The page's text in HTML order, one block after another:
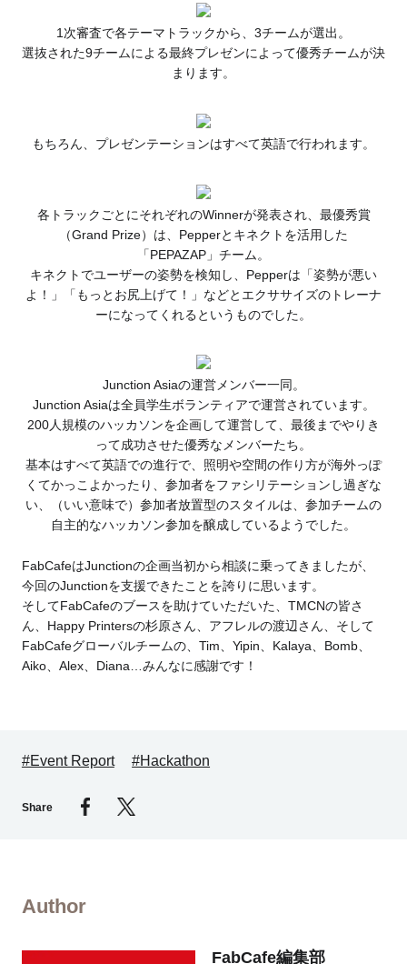
1次審査で各テーマトラックから、3チームが選出。
選抜された9チームによる最終プレゼンによって優秀チームが決
まります。
もちろん、プレゼンテーションはすべて英語で行われます。
各トラックごとにそれぞれのWinnerが発表され、最優秀賞
（Grand Prize）は、Pepperとキネクトを活用した
「PEPAZAP」チーム。
キネクトでユーザーの姿勢を検知し、Pepperは「姿勢が悪い
よ！」「もっとお尻上げて！」などとエクササイズのトレーナ
ーになってくれるというものでした。
Junction Asiaの運営メンバー一同。
Junction Asiaは全員学生ボランティアで運営されています。
200人規模のハッカソンを企画して運営して、最後までやりき
って成功させた優秀なメンバーたち。
基本はすべて英語での進行で、照明や空間の作り方が海外っぽ
くてかっこよかったり、参加者をファシリテーションし過ぎな
い、（いい意味で）参加者放置型のスタイルは、参加チームの
自主的なハッカソン参加を醸成しているようでした。
FabCafeはJunctionの企画当初から相談に乗ってきましたが、
今回のJunctionを支援できたことを誇りに思います。
そしてFabCafeのブースを助けていただいた、TMCNの皆さ
ん、Happy Printersの杉原さん、アフレルの渡辺さん、そして
FabCafeグローバルチームの、Tim、Yipin、Kalaya、Bomb、
Aiko、Alex、Diana…みんなに感謝です！
#Event Report #Hackathon
Share
Author
FabCafe編集部